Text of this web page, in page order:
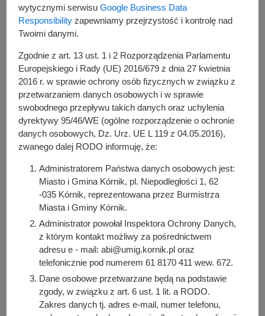
WYDARZENIE
wstęp bezpłatnyzapisy w Domu Integracji
Międzypokoleniowe w Kórniku, tel. 790-262-404
Kiedy?
2024-01-23, godz. 12:00
2024-01-23, godz. 14:00
wytycznymi serwisuGoogle Business Data
Responsibility zapewniamy przejrzystość i kontrolę nad
Twoimi danymi.
Zgodnie z art. 13 ust. 1 i 2 Rozporządzenia Parlamentu
Europejskiego i Rady (UE) 2016/679 z dnia 27 kwietnia
2016 r. w sprawie ochrony osób fizycznych w związku z
przetwarzaniem danych osobowych i w sprawie
swobodnego przepływu takich danych oraz uchylenia
dyrektywy 95/46/WE (ogólne rozporządzenie o ochronie
danych osobowych, Dz. Urz. UE L 119 z 04.05.2016),
zwanego dalej RODO informuję, że:
Administratorem Państwa danych osobowych jest:
Miasto i Gmina Kórnik, pl. Niepodległości 1, 62
-035 Kórnik, reprezentowana przez Burmistrza
Miasta i Gminy Kórnik.
Administrator powołał Inspektora Ochrony Danych,
z którym kontakt możliwy za pośrednictwem
adresu e - mail: abi@umig.kornik.pl oraz
telefonicznie pod numerem 61 8170 411 wew. 672.
Dane osobowe przetwarzane będą na podstawie
zgody, w związku z art. 6 ust. 1 lit. a RODO.
Zakres danych tj. adres e-mail, numer telefonu,